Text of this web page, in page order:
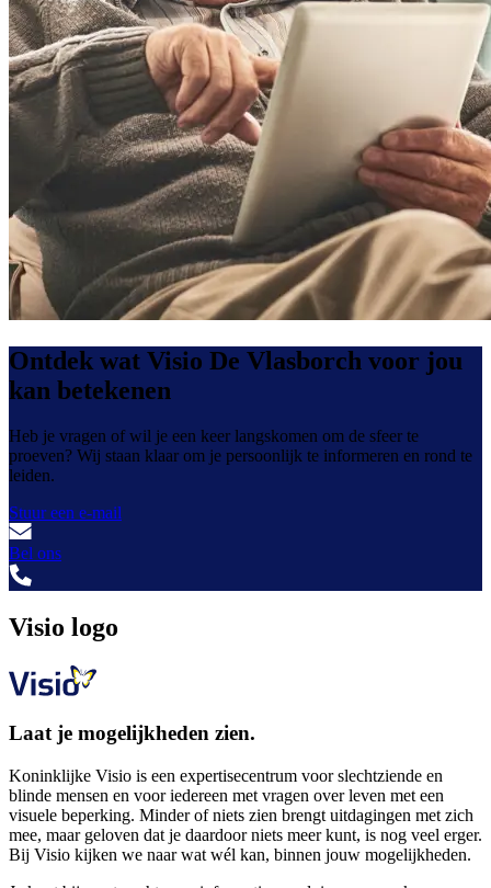
Ontdek wat Visio De Vlasborch voor jou
kan betekenen
Heb je vragen of wil je een keer langskomen om de sfeer te
proeven? Wij staan klaar om je persoonlijk te informeren en rond te
leiden.
Stuur een e-mail
Bel ons
Visio logo
Laat je mogelijkheden zien.
Koninklijke Visio is een expertisecentrum voor slechtziende en
blinde mensen en voor iedereen met vragen over leven met een
visuele beperking. Minder of niets zien brengt uitdagingen met zich
mee, maar geloven dat je daardoor niets meer kunt, is nog veel erger.
Bij Visio kijken we naar wat wél kan, binnen jouw mogelijkheden.